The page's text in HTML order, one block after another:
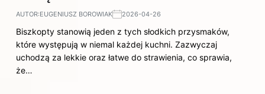
AUTOR:EUGENIUSZ BOROWIAK 2026-04-26
Biszkopty stanowią jeden z tych słodkich przysmaków,
które występują w niemal każdej kuchni. Zazwyczaj
uchodzą za lekkie oraz łatwe do strawienia, co sprawia,
że…